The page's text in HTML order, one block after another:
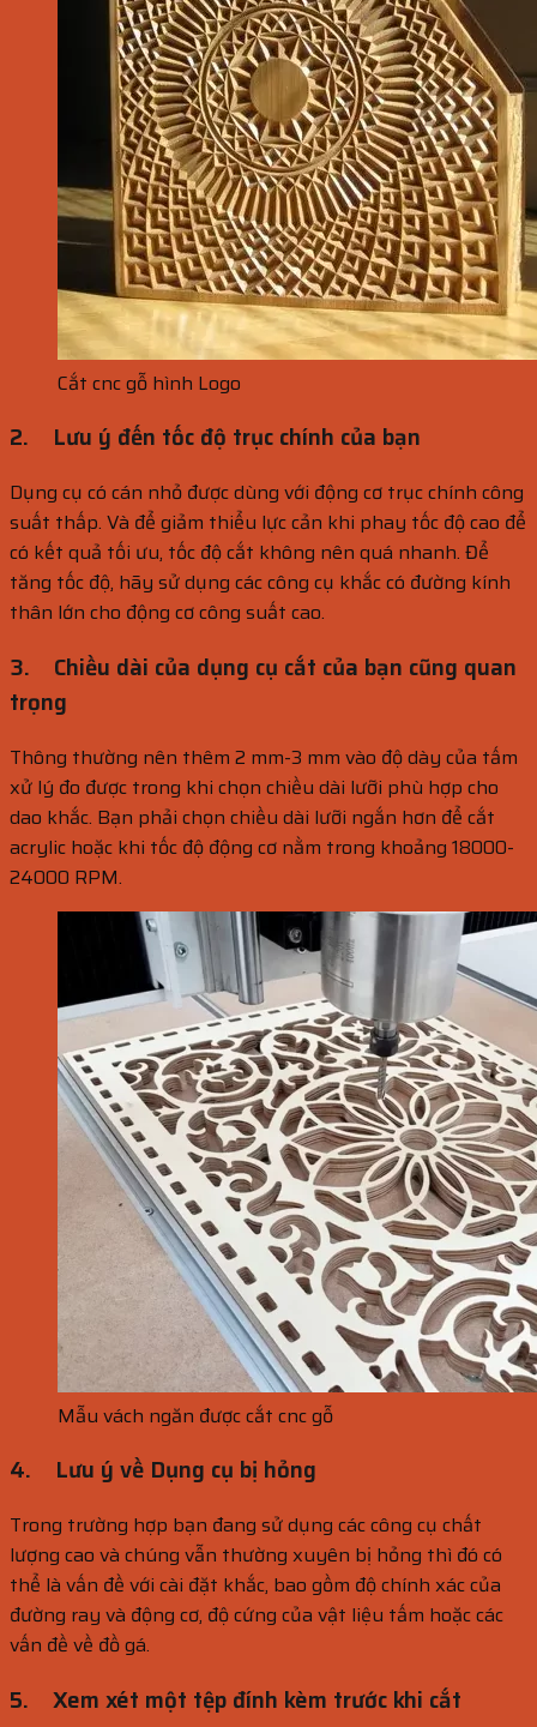
Cắt cnc gỗ hình Logo
2. Lưu ý đến tốc độ trục chính của bạn
Dụng cụ có cán nhỏ được dùng với động cơ trục chính công
suất thấp. Và để giảm thiểu lực cản khi phay tốc độ cao để
có kết quả tối ưu, tốc độ cắt không nên quá nhanh. Để
tăng tốc độ, hãy sử dụng các công cụ khắc có đường kính
thân lớn cho động cơ công suất cao.
3. Chiều dài của dụng cụ cắt của bạn cũng quan
trọng
Thông thường nên thêm 2 mm-3 mm vào độ dày của tấm
xử lý đo được trong khi chọn chiều dài lưỡi phù hợp cho
dao khắc. Bạn phải chọn chiều dài lưỡi ngắn hơn để cắt
acrylic hoặc khi tốc độ động cơ nằm trong khoảng 18000-
24000 RPM.
Mẫu vách ngăn được cắt cnc gỗ
4. Lưu ý về Dụng cụ bị hỏng
Trong trường hợp bạn đang sử dụng các công cụ chất
lượng cao và chúng vẫn thường xuyên bị hỏng thì đó có
thể là vấn đề với cài đặt khắc, bao gồm độ chính xác của
đường ray và động cơ, độ cứng của vật liệu tấm hoặc các
vấn đề về đồ gá.
5. Xem xét một tệp đính kèm trước khi cắt